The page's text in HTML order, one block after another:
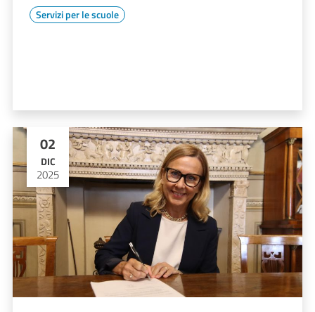
Servizi per le scuole
02
DIC
2025